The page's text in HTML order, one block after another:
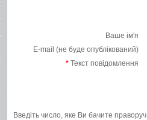
Ваше ім'я
E-mail (не буде опублікований)
* Текст повідомлення
Введіть число, яке Ви бачите праворуч